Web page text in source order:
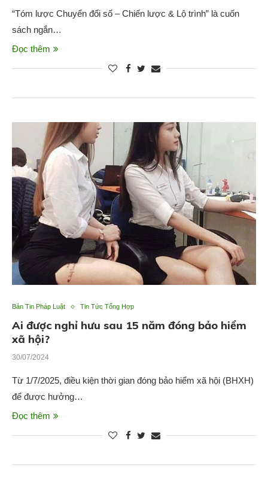
“Tóm lược Chuyển đổi số – Chiến lược & Lộ trình” là cuốn
sách ngắn…
Đọc thêm
Bản Tin Pháp Luật Tin Tức Tổng Hợp
Ai được nghỉ hưu sau 15 năm đóng bảo hiểm
xã hội?
30/07/2024
Từ 1/7/2025, điều kiện thời gian đóng bảo hiểm xã hội (BHXH)
để được hưởng…
Đọc thêm